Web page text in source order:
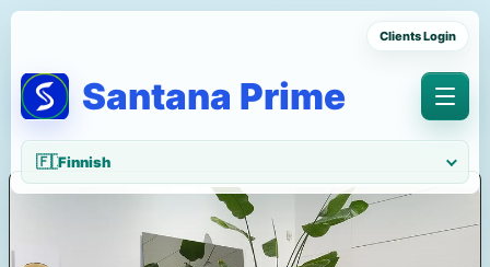
Clients Login
Santana Prime
Menu
🇫🇮Finnish